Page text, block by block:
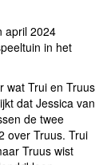
april 2024
in het
wat Trui en Truus
dat Jessica van
de twee
over Truus. Trui
Truus wist